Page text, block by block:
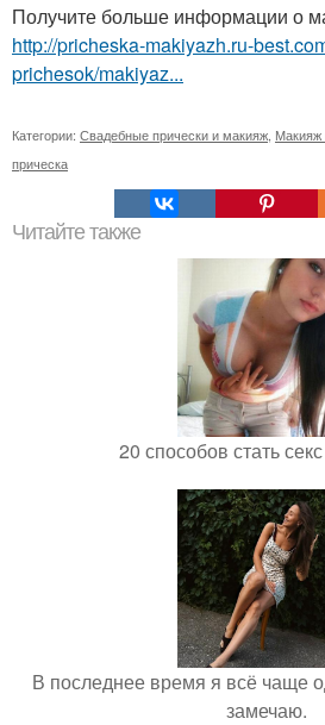
Получите больше информации о
http://pricheska-makiyazh.ru-
prichesok/makiyaz...
Категории: Свадебные прически и макияж Макияж
прическа
Читайте также
20 способов стать
В последнее время я всё чаще
замечаю.